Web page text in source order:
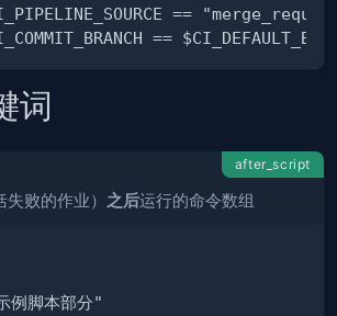
词
after_script
败的作业） 之后运行的命令数组